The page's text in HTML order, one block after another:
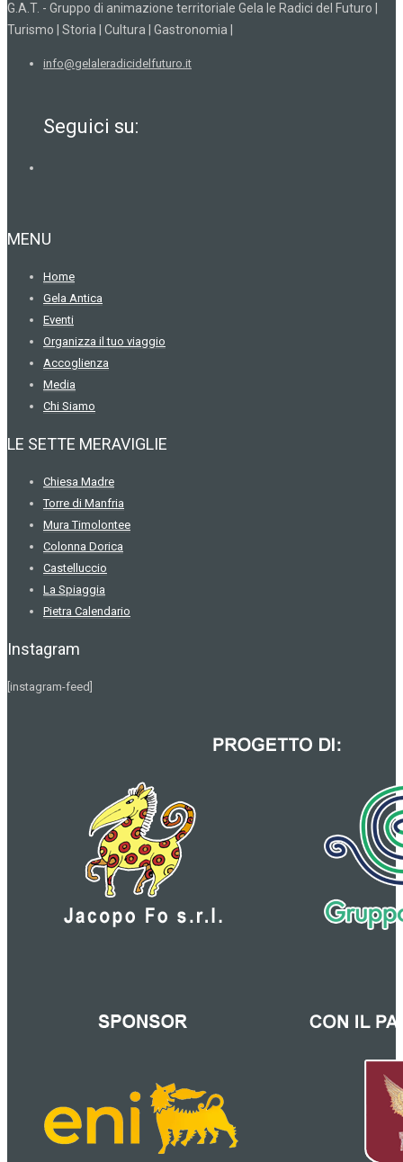
G.A.T. - Gruppo di animazione territoriale Gela le Radici del Futuro |
Turismo | Storia | Cultura | Gastronomia |
info@gelaleradicidelfuturo.it
Seguici su:
MENU
Home
Gela Antica
Eventi
Organizza il tuo viaggio
Accoglienza
Media
Chi Siamo
LE SETTE MERAVIGLIE
Chiesa Madre
Torre di Manfria
Mura Timolontee
Colonna Dorica
Castelluccio
La Spiaggia
Pietra Calendario
Instagram
[instagram-feed]